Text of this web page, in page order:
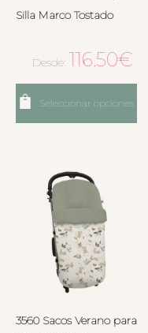
Silla Marco Tostado
Desde: 116.50€
Seleccionar opciones
3560 Sacos Verano para